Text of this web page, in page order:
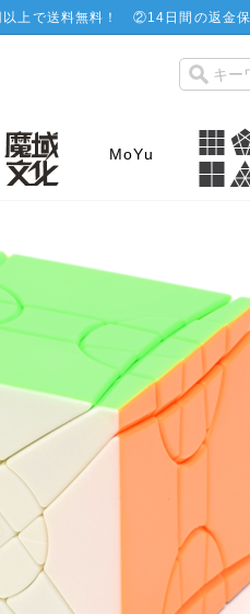
上で送料無料！ ②14日間の返金
MoYu